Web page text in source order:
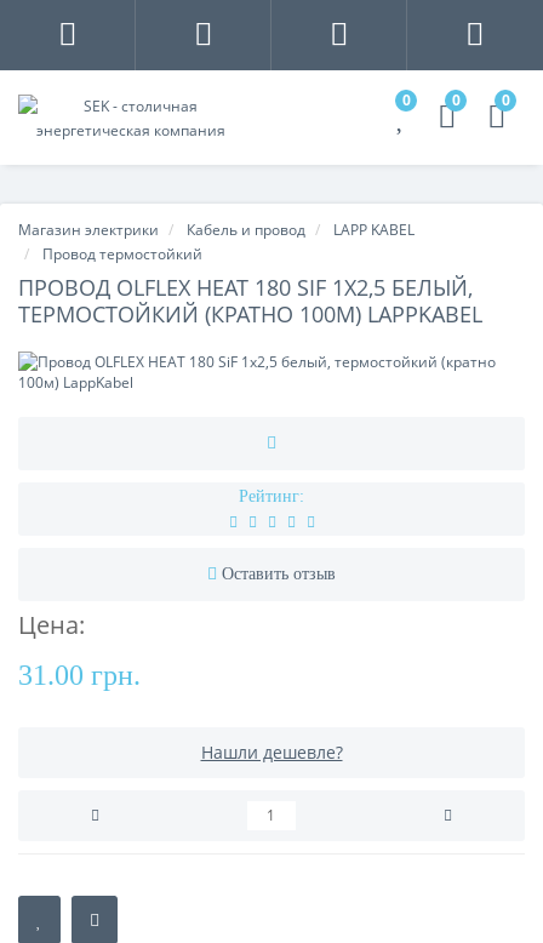
0 0 0
Магазин электрики Кабель и провод
LAPP KABEL
Провод термостойкий
ПРОВОД OLFLEX HEAT 180 SIF 1X2,5 БЕЛЫЙ,
ТЕРМОСТОЙКИЙ (КРАТНО 100М) LAPPKABEL
Рейтинг:
Оставить отзыв
Цена:
31.00 грн.
Нашли дешевле?